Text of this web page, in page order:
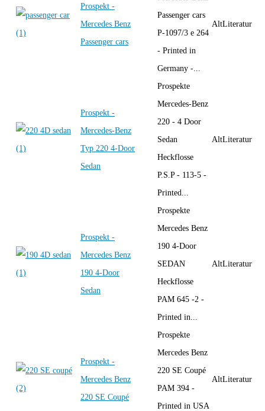
Prospekt -
Mercedes Benz
Passenger cars
Passenger cars
P-1097/3 e 264
- Printed in
Germany -...
AltLiteratur
Prospekt -
Mercedes-Benz
Typ 220 4-Door
Sedan
Prospekte
Mercedes-Benz
220 - 4 Door
Sedan
Heckflosse
P.S.P - 113-5 -
Printed...
AltLiteratur
Prospekt -
Mercedes Benz
190 4-Door
Sedan
Prospekte
Mercedes Benz
190 4-Door
SEDAN
Heckflosse
PAM 645 -2 -
Printed in...
AltLiteratur
Prospekt -
Mercedes Benz
220 SE Coupé
Prospekte
Mercedes Benz
220 SE Coupé
PAM 394 -
Printed in USA
AltLiteratur